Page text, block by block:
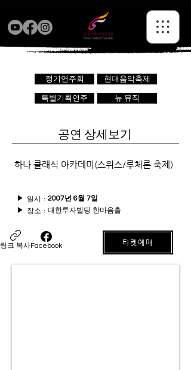
정기연주회 현대음악축제
특별기획연주 뉴 뮤직
공연 상세보기
하나 클래식 아카데미(스위스/루체른 축제)
2007년 6월 7일
일시 :
▶
▶
장소 : 대한투자빌딩 한마음홀
링크 복사Facebook 티켓예매